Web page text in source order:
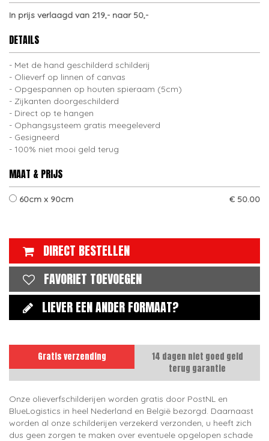
In prijs verlaagd van 219,- naar 50,-
DETAILS
Met de hand geschilderd schilderij
Olieverf op linnen of canvas
Opgespannen op houten spieraam (5cm)
Zijkanten doorgeschilderd
Direct op te hangen
Ophangsysteem gratis meegeleverd
Gesigneerd
100% niet mooi geld terug
MAAT & PRIJS
60cm x 90cm € 50.00
DIRECT BESTELLEN
FAVORIET TOEVOEGEN
LIEVER EEN ANDER FORMAAT?
Gratis verzending
14 dagen niet goed geld
terug garantie
Onze olieverfschilderijen worden gratis door PostNL en
BlueLogistics in heel Nederland en België bezorgd. Daarnaast
worden al onze schilderijen verzekerd verzonden, u heeft zich
dus geen zorgen te maken over eventuele opgelopen schade